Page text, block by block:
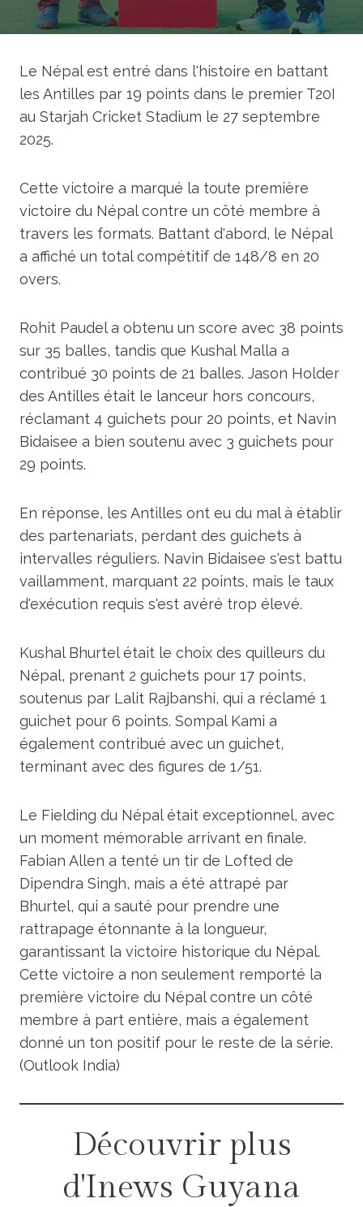
Le Népal est entré dans l'histoire en battant
les Antilles par 19 points dans le premier T20I
au Starjah Cricket Stadium le 27 septembre
2025.
Cette victoire a marqué la toute première
victoire du Népal contre un côté membre à
travers les formats. Battant d'abord, le Népal
a affiché un total compétitif de 148/8 en 20
overs.
Rohit Paudel a obtenu un score avec 38 points
sur 35 balles, tandis que Kushal Malla a
contribué 30 points de 21 balles. Jason Holder
des Antilles était le lanceur hors concours,
réclamant 4 guichets pour 20 points, et Navin
Bidaisee a bien soutenu avec 3 guichets pour
29 points.
En réponse, les Antilles ont eu du mal à établir
des partenariats, perdant des guichets à
intervalles réguliers. Navin Bidaisee s'est battu
vaillamment, marquant 22 points, mais le taux
d'exécution requis s'est avéré trop élevé.
Kushal Bhurtel était le choix des quilleurs du
Népal, prenant 2 guichets pour 17 points,
soutenus par Lalit Rajbanshi, qui a réclamé 1
guichet pour 6 points. Sompal Kami a
également contribué avec un guichet,
terminant avec des figures de 1/51.
Le Fielding du Népal était exceptionnel, avec
un moment mémorable arrivant en finale.
Fabian Allen a tenté un tir de Lofted de
Dipendra Singh, mais a été attrapé par
Bhurtel, qui a sauté pour prendre une
rattrapage étonnante à la longueur,
garantissant la victoire historique du Népal.
Cette victoire a non seulement remporté la
première victoire du Népal contre un côté
membre à part entière, mais a également
donné un ton positif pour le reste de la série.
(Outlook India)
Découvrir plus
d'Inews Guyana